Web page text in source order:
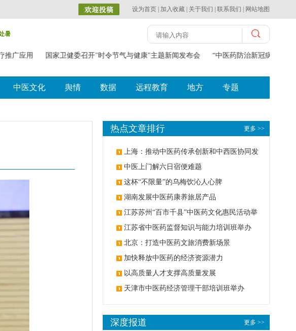
设为首页 加入收藏 关于我们 联系我们 网站地图
暑
推广应用 国家卫健委召开"时令节气与健康"主题新闻发布会 “中医药防治新冠病毒感
中医文化 舆情 数据 远程教育 地方 专题
更多 >>
热点文章排行
上海：推动中医药传承创新和中西医协同发
展 中医上门解六日宿便难题
这杯“不限量”的乌梅饮沁人心脾
湖南发展中医药康养旅居产品
江苏苏州“百市千县”中医药文化惠民活动举
办 江苏省中医药监督知识与能力培训班举办
北京：打造中医药文旅消费新场景
加快释放中医药的经济资源潜力
以高质量人才支撑高质量发展
天津市中医药经济管理干部培训班举办
更多 >>
深度报道